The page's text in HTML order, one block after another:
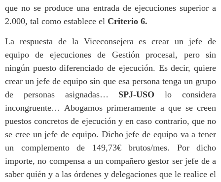
que no se produce una entrada de ejecuciones superior a
2.000, tal como establece el Criterio 6.
La respuesta de la Viceconsejera es crear un jefe de
equipo de ejecuciones de Gestión procesal, pero sin
ningún puesto diferenciado de ejecución. Es decir, quiere
crear un jefe de equipo sin que esa persona tenga un grupo
de personas asignadas… SPJ-USO lo considera
incongruente… Abogamos primeramente a que se creen
puestos concretos de ejecución y en caso contrario, que no
se cree un jefe de equipo. Dicho jefe de equipo va a tener
un complemento de 149,73€ brutos/mes. Por dicho
importe, no compensa a un compañero gestor ser jefe de a
saber quién y a las órdenes y delegaciones que le realice el